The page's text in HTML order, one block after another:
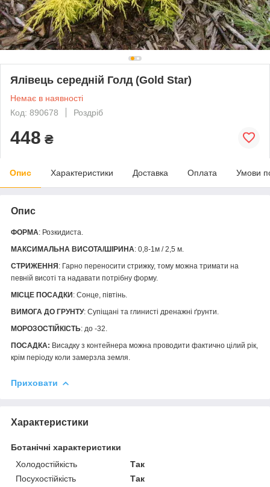
Ялівець середній Голд (Gold Star)
Немає в наявності
Код: 890678
Роздріб
448 ₴
Опис Характеристики Доставка Оплата Умови
Опис
ФОРМА: Розкидиста.
МАКСИМАЛЬНА ВИСОТА/ШІРИНА: 0,8-1м / 2,5 м.
СТРИЖЕННЯ: Гарно переносити стрижку, тому можна тримати на
певній висоті та надавати потрібну форму.
МІСЦЕ ПОСАДКИ: Сонце, півтінь.
ВИМОГА ДО ГРУНТУ: Супіщані та глинисті дренажні ґрунти.
МОРОЗОСТІЙКІСТЬ: до -32.
ПОСАДКА: Висадку з контейнера можна проводити фактично цілий рік,
крім періоду коли замерзла земля.
Приховати
Характеристики
Ботанічні характеристики
Холодостійкість
Так
Посухостійкість
Так